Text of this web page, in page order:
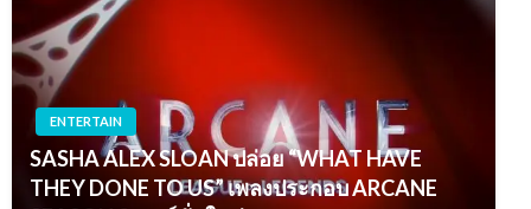
ENTERTAIN
SASHA ALEX SLOAN ปล่อย “WHAT HAVE
THEY DONE TO US” เพลงประกอบ ARCANE